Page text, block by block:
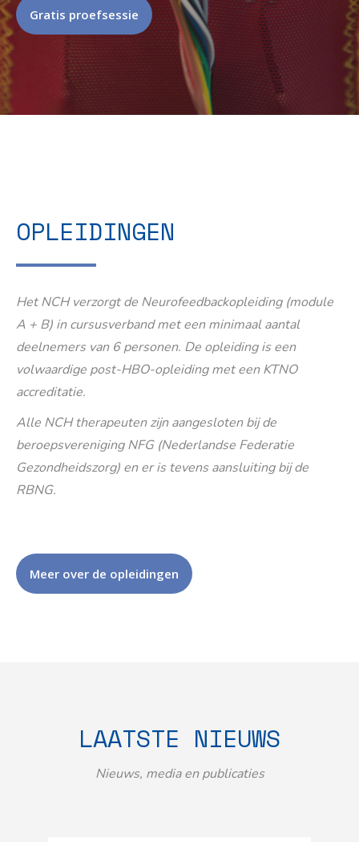
Gratis proefsessie
OPLEIDINGEN
Het NCH verzorgt de Neurofeedbackopleiding (module
A + B) in cursusverband met een minimaal aantal
deelnemers van 6 personen. De opleiding is een
volwaardige post-HBO-opleiding met een KTNO
accreditatie.
Alle NCH therapeuten zijn aangesloten bij de
beroepsvereniging NFG (Nederlandse Federatie
Gezondheidszorg) en er is tevens aansluiting bij de
RBNG.
Meer over de opleidingen
LAATSTE NIEUWS
Nieuws, media en publicaties